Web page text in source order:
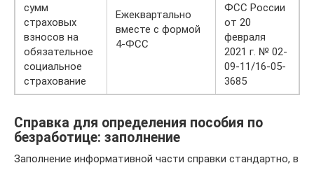
сумм
страховых
взносов на
обязательное
социальное
страхование
Ежеквартально
вместе с формой
4-ФСС
ФСС России
от 20
февраля
2021 г. № 02-
09-11/16-05-
3685
Справка для определения пособия по
безработице: заполнение
Заполнение информативной части справки стандартно, в